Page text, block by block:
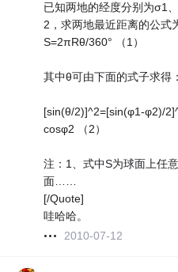
已知两地的经度分别为σ1
2，求两地最近距离的公式
S=2πRθ/360° （1）
其中θ可由下面的式子求得：
[sin(θ/2)]^2=[sin(φ1-φ2)/
cosφ2 （2）
注：1、式中S为球面上任
面……
[/Quote]
哇哈哈。
2010-07-12